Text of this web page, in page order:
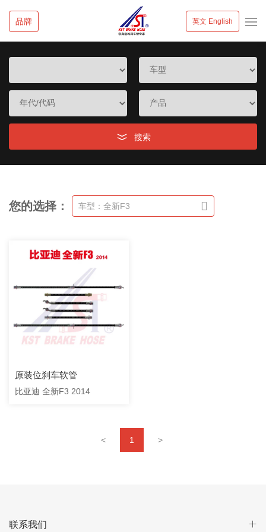
品牌 英文 English
搜索
您的选择： 车型：全新F3
原装位刹车软管
比亚迪 全新F3 2014
< 1 >
联系我们